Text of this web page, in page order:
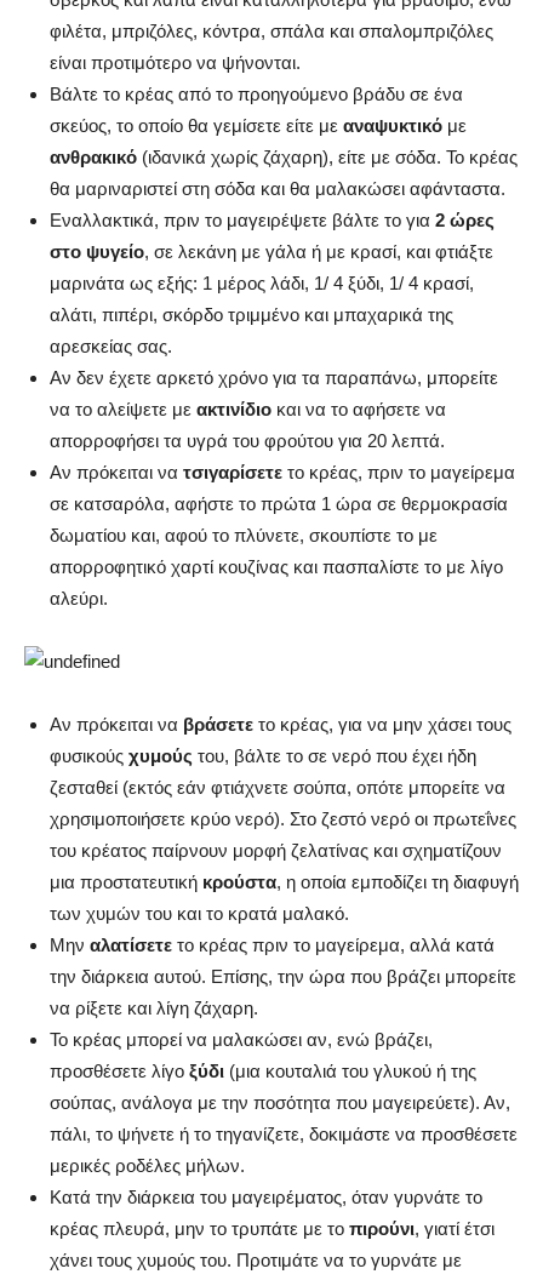
φιλέτα, μπριζόλες, κόντρα, σπάλα και σπαλομπριζόλες
είναι προτιμότερο να ψήνονται.
Βάλτε το κρέας από το προηγούμενο βράδυ σε ένα
σκεύος, το οποίο θα γεμίσετε είτε με αναψυκτικό με
ανθρακικό (ιδανικά χωρίς ζάχαρη), είτε με σόδα. Το κρέας
θα μαριναριστεί στη σόδα και θα μαλακώσει αφάνταστα.
Εναλλακτικά, πριν το μαγειρέψετε βάλτε το για 2 ώρες
στο ψυγείο, σε λεκάνη με γάλα ή με κρασί, και φτιάξτε
μαρινάτα ως εξής: 1 μέρος λάδι, 1/ 4 ξύδι, 1/ 4 κρασί,
αλάτι, πιπέρι, σκόρδο τριμμένο και μπαχαρικά της
αρεσκείας σας.
Αν δεν έχετε αρκετό χρόνο για τα παραπάνω, μπορείτε
να το αλείψετε με ακτινίδιο και να το αφήσετε να
απορροφήσει τα υγρά του φρούτου για 20 λεπτά.
Αν πρόκειται να τσιγαρίσετε το κρέας, πριν το μαγείρεμα
σε κατσαρόλα, αφήστε το πρώτα 1 ώρα σε θερμοκρασία
δωματίου και, αφού το πλύνετε, σκουπίστε το με
απορροφητικό χαρτί κουζίνας και πασπαλίστε το με λίγο
αλεύρι.
Αν πρόκειται να βράσετε το κρέας, για να μην χάσει τους
φυσικούς χυμούς του, βάλτε το σε νερό που έχει ήδη
ζεσταθεί (εκτός εάν φτιάχνετε σούπα, οπότε μπορείτε να
χρησιμοποιήσετε κρύο νερό). Στο ζεστό νερό οι πρωτεΐνες
του κρέατος παίρνουν μορφή ζελατίνας και σχηματίζουν
μια προστατευτική κρούστα, η οποία εμποδίζει τη διαφυγή
των χυμών του και το κρατά μαλακό.
Μην αλατίσετε το κρέας πριν το μαγείρεμα, αλλά κατά
την διάρκεια αυτού. Επίσης, την ώρα που βράζει μπορείτε
να ρίξετε και λίγη ζάχαρη.
Το κρέας μπορεί να μαλακώσει αν, ενώ βράζει,
προσθέσετε λίγο ξύδι (μια κουταλιά του γλυκού ή της
σούπας, ανάλογα με την ποσότητα που μαγειρεύετε). Αν,
πάλι, το ψήνετε ή το τηγανίζετε, δοκιμάστε να προσθέσετε
μερικές ροδέλες μήλων.
Κατά την διάρκεια του μαγειρέματος, όταν γυρνάτε το
κρέας πλευρά, μην το τρυπάτε με το πιρούνι, γιατί έτσι
χάνει τους χυμούς του. Προτιμάτε να το γυρνάτε με